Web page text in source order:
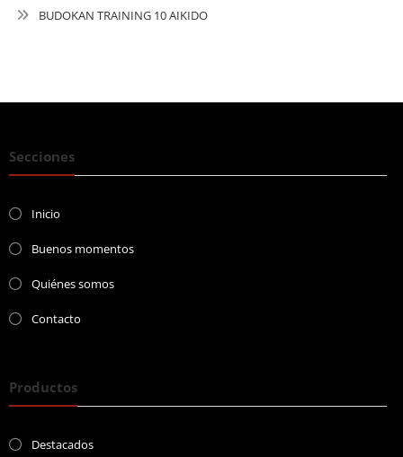
BUDOKAN TRAINING 10 AIKIDO
Secciones
Inicio
Buenos momentos
Quiénes somos
Contacto
Productos
Destacados